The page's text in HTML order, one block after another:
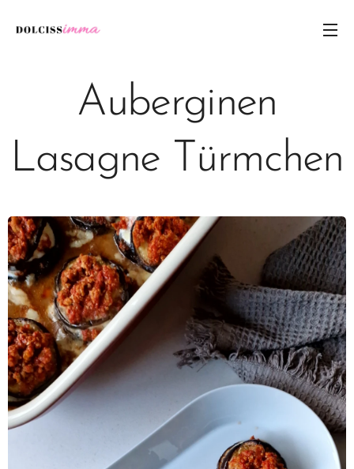
Auberginen
Lasagne Türmchen